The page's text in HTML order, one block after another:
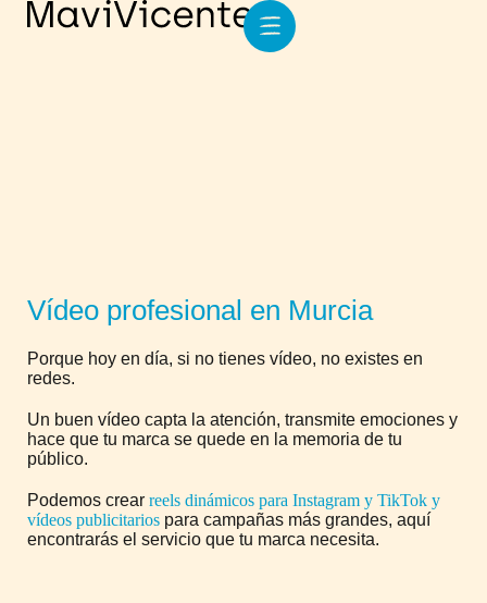
Vídeo profesional en Murcia
Porque hoy en día, si no tienes vídeo, no existes en
redes.
Un buen vídeo capta la atención, transmite emociones y
hace que tu marca se quede en la memoria de tu
público.
Podemos crear reels dinámicos para Instagram y TikTok y
vídeos publicitarios para campañas más grandes, aquí
encontrarás el servicio que tu marca necesita.